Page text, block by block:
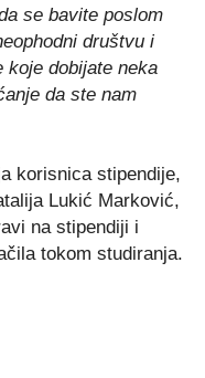
se bavite poslom
društvu i
dobijate neka
da ste nam
korisnica stipendije,
Lukić Marković,
na stipendiji i
tokom studiranja.